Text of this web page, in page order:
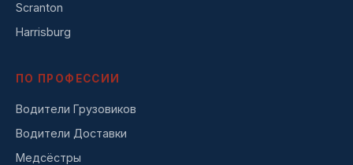
Scranton
Harrisburg
ПО ПРОФЕССИИ
Водители Грузовиков
Водители Доставки
Медсёстры